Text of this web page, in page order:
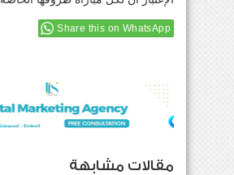
Share this on WhatsApp
مقالات مشابهة